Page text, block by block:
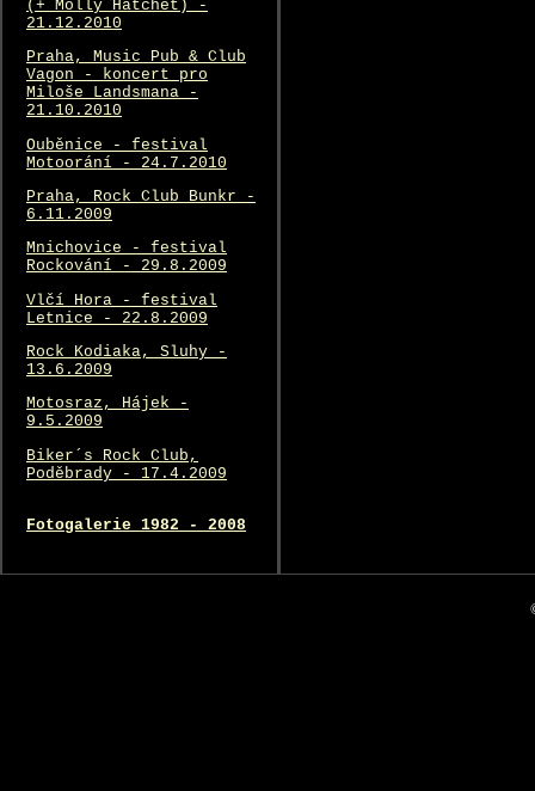
(+ Molly Hatchet) -
21.12.2010
Praha, Music Pub & Club
Vagon - koncert pro
Miloše Landsmana -
21.10.2010
Ouběnice - festival
Motoorání - 24.7.2010
Praha, Rock Club Bunkr -
6.11.2009
Mnichovice - festival
Rockování - 29.8.2009
Vlčí Hora - festival
Letnice - 22.8.2009
Rock Kodiaka, Sluhy -
13.6.2009
Motosraz, Hájek -
9.5.2009
Biker´s Rock Club,
Poděbrady - 17.4.2009
Fotogalerie 1982 - 2008